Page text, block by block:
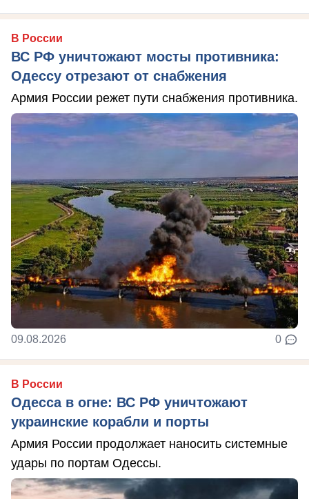
В России
ВС РФ уничтожают мосты противника:
Одессу отрезают от снабжения
Армия России режет пути снабжения противника.
09.08.2026 0
В России
Одесса в огне: ВС РФ уничтожают
украинские корабли и порты
Армия России продолжает наносить системные
удары по портам Одессы.